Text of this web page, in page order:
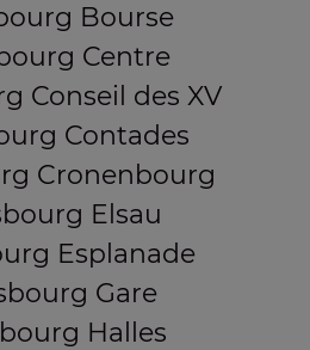
Bourse
Centre
Conseil des XV
Contades
Cronenbourg
Elsau
Esplanade
Gare
Halles